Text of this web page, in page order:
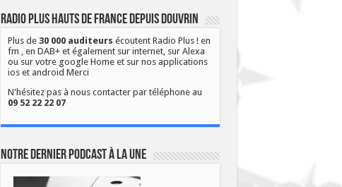
Radio Plus Hauts de France depuis Douvrin
Plus de 30 000 auditeurs écoutent Radio Plus ! en
fm , en DAB+ et également sur internet, sur Alexa
ou sur votre google Home et sur nos applications
ios et android Merci
N'hésitez pas à nous contacter par téléphone au
09 52 22 22 07
Notre dernier podcast à la une